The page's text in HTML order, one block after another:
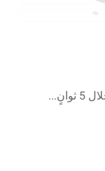
5 ثوانٍ ...